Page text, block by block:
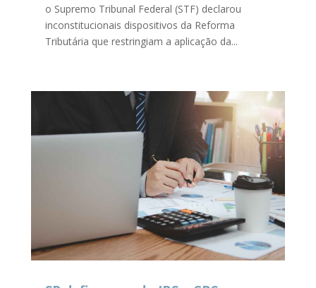
o Supremo Tribunal Federal (STF) declarou
inconstitucionais dispositivos da Reforma
Tributária que restringiam a aplicação da...